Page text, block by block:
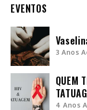
EVENTOS
3 Anos
QUEM
4 Anos